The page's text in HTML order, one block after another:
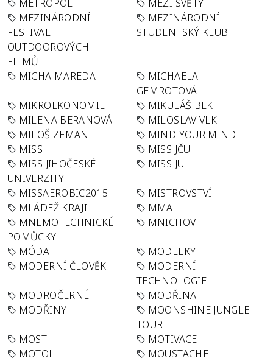
METROPOL
MEZI SVĚTY
MEZINÁRODNÍ
FESTIVAL
OUTDOOROVÝCH
FILMŮ
MEZINÁRODNÍ
STUDENTSKÝ KLUB
MICHA MAREDA
MICHAELA
GEMROTOVÁ
MIKROEKONOMIE
MIKULÁŠ BEK
MILENA BERANOVÁ
MILOSLAV VLK
MILOŠ ZEMAN
MIND YOUR MIND
MISS
MISS JČU
MISS JIHOČESKÉ
UNIVERZITY
MISS JU
MISSAEROBIC2015
MISTROVSTVÍ
MLÁDEŽ KRAJI
MMA
MNEMOTECHNICKÉ
POMŮCKY
MNICHOV
MÓDA
MODELKY
MODERNÍ ČLOVĚK
MODERNÍ
TECHNOLOGIE
MODROČERNÉ
MODŘINA
MODŘINY
MOONSHINE JUNGLE
TOUR
MOST
MOTIVACE
MOTOL
MOUSTACHE